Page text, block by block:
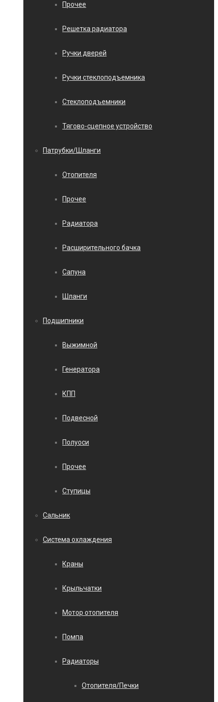
Прочее
Решетка радиатора
Ручки дверей
Ручки стеклоподъемника
Стеклоподъемники
Тягово-сцепное устройство
Патрубки/Шланги
Отопителя
Прочее
Радиатора
Расширительного бачка
Сапуна
Шланги
Подшипники
Выжимной
Генератора
КПП
Подвесной
Полуоси
Прочее
Ступицы
Сальник
Система охлаждения
Краны
Крыльчатки
Мотор отопителя
Помпа
Радиаторы
Отопителя/Печки